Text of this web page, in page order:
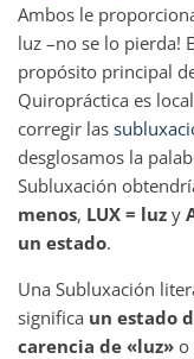
Ambos le
luz –no se lo pierda!
propósito principal
Quiropráctica es
corregir las
desglosamos la
Subluxación
menos, LUX = luz y
un estado.
Una Subluxación
significa un estado
carencia de «luz» o